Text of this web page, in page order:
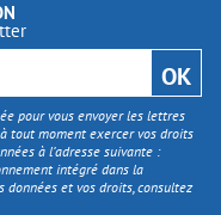
pour vous envoyer les lettres
à tout moment exercer vos droits
à l’adresse suivante :
intégré dans la
données et vos droits, consultez